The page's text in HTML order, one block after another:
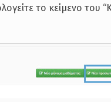
το κείμενο του